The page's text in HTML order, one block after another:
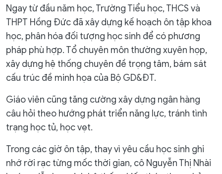
Ngay từ đầu năm học, Trường Tiểu học, THCS và
THPT Hồng Đức đã xây dựng kế hoạch ôn tập khoa
học, phân hóa đối tượng học sinh để có phương
pháp phù hợp. Tổ chuyên môn thường xuyên họp,
xây dựng hệ thống chuyên đề trọng tâm, bám sát
cấu trúc đề minh họa của Bộ GD&ĐT.
Giáo viên cũng tăng cường xây dựng ngân hàng
câu hỏi theo hướng phát triển năng lực, tránh tình
trạng học tủ, học vẹt.
Trong các giờ ôn tập, thay vì yêu cầu học sinh ghi
nhớ rời rạc từng mốc thời gian, cô Nguyễn Thị Nhài